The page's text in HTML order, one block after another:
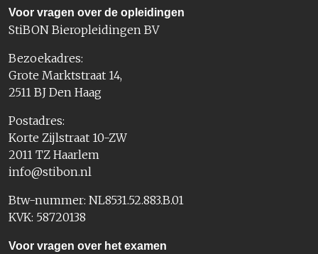
Voor vragen over de opleidingen
StiBON Bieropleidingen BV
Bezoekadres:
Grote Marktstraat 14,
2511 BJ Den Haag
Postadres:
Korte Zijlstraat 10-ZW
2011 TZ Haarlem
info@stibon.nl
Btw-nummer: NL8531.52.883.B.01
KVK: 58720138
Voor vragen over het examen